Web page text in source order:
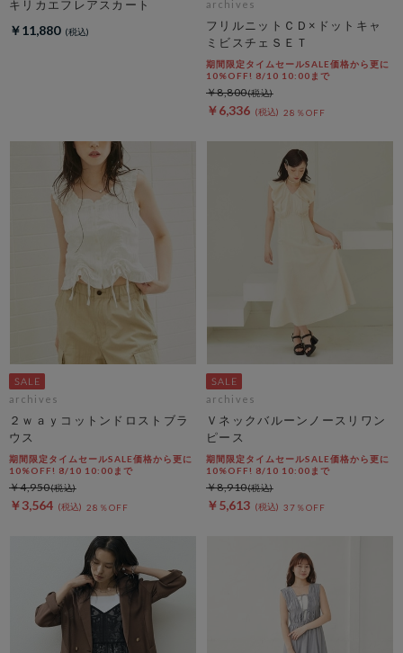
キリカエフレアスカート
￥11,880
archives
フリルニットＣＤ×ドットキャ
ミビスチェＳＥＴ
期間限定タイムセールSALE価格から更に
10%OFF! 8/10 10:00まで
￥6,336 28％OFF
￥8,800
archives
２ｗａｙコットンドロストブラ
ウス
期間限定タイムセールSALE価格から更に
10%OFF! 8/10 10:00まで
￥3,564 28％OFF
￥4,950
archives
Ｖネックバルーンノースリワン
ピース
期間限定タイムセールSALE価格から更に
10%OFF! 8/10 10:00まで
￥5,613 37％OFF
￥8,910